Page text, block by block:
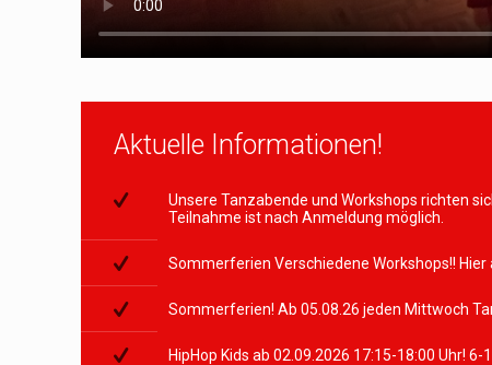
Aktuelle Informationen!
Unsere Tanzabende und Workshops richten
Teilnahme ist nach Anmeldung möglich.
Sommerferien Verschiedene Workshops!! Hier
Sommerferien! Ab 05.08.26 jeden Mittwoch
HipHop Kids ab 02.09.2026 17:15-18:00 Uhr!